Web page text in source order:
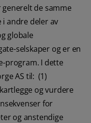
generelt de samme
i andre deler av
globale
selskaper og er en
program. I dette
AS til: (1)
og vurdere
for
og anstendige